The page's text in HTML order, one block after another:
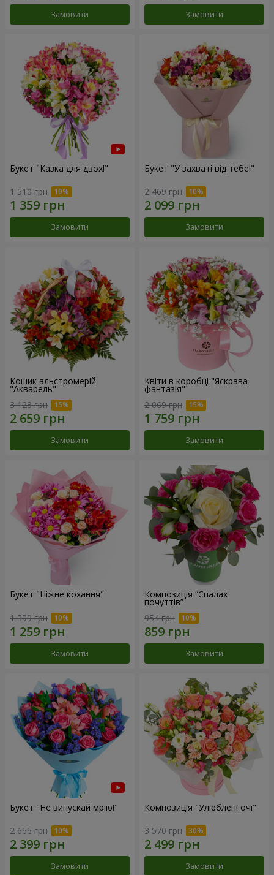
Замовити Замовити
Букет "Казка для двох!"
1 510 грн
Замовити
Букет "У захваті від тебе!"
2 469 грн
Замовити
Кошик альстромерій
"Акварель"
3 128 грн
Замовити
Квіти в коробці "Яскрава
фантазія"
2 069 грн
Замовити
Букет "Ніжне кохання"
1 399 грн
Замовити
Композиція “Спалах
почуттів”
954 грн
Замовити
Букет "Не випускай мрію!"
2 666 грн
Замовити
Композиція "Улюблені очі"
3 570 грн
Замовити